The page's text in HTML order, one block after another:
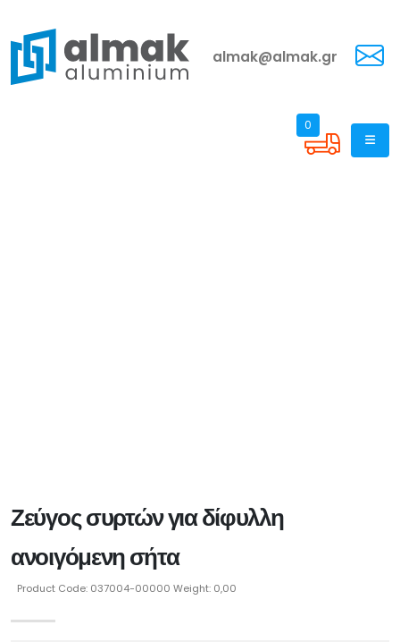
almak@almak.gr
0
Ζεύγος συρτών για δίφυλλη
ανοιγόμενη σήτα
Product Code: 037004-00000 Weight: 0,00